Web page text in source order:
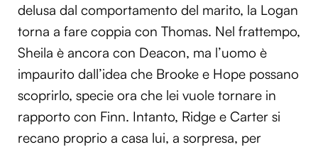
delusa dal comportamento del marito, la Logan
torna a fare coppia con Thomas. Nel frattempo,
Sheila è ancora con Deacon, ma l’uomo è
impaurito dall’idea che Brooke e Hope possano
scoprirlo, specie ora che lei vuole tornare in
rapporto con Finn. Intanto, Ridge e Carter si
recano proprio a casa lui, a sorpresa, per